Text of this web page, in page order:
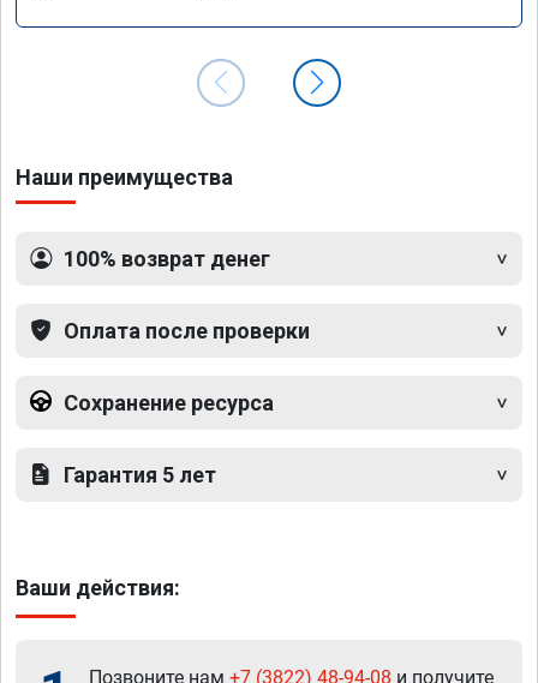
Наши преимущества
100% возврат денег
Оплата после проверки
Сохранение ресурса
Гарантия 5 лет
Ваши действия:
Позвоните нам +7 (3822) 48-94-08 и получите